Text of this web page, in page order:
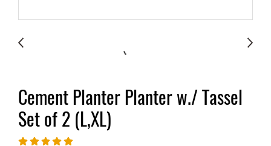
Cement Planter Planter w./ Tassel
Set of 2 (L,XL)